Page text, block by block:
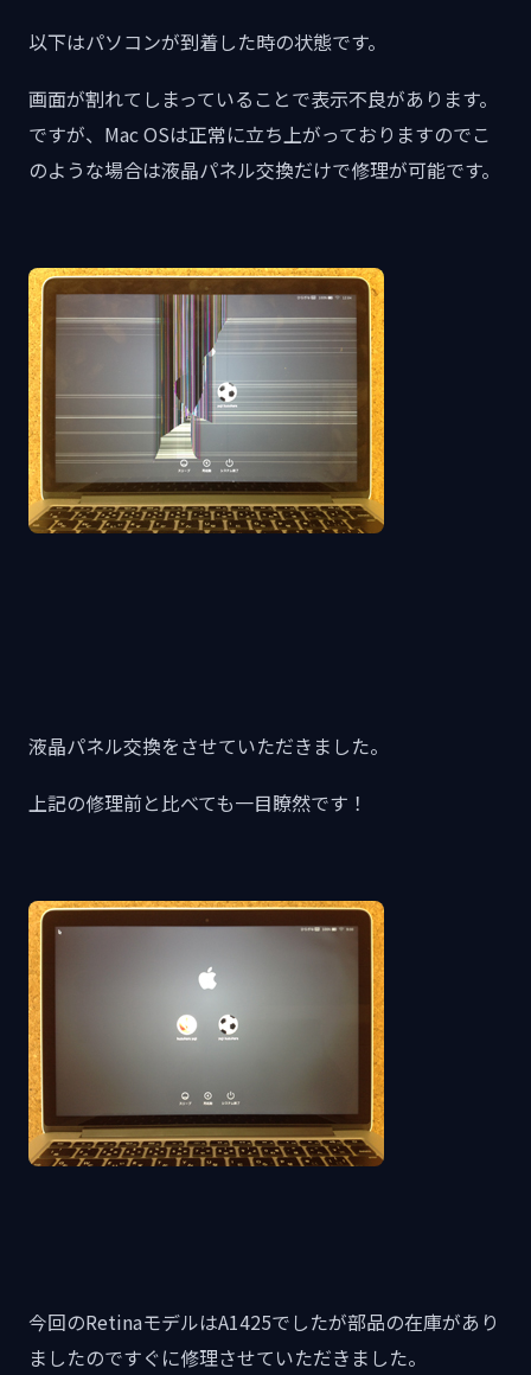
以下はパソコンが到着した時の状態です。
画面が割れてしまっていることで表示不良があります。
ですが、Mac OSは正常に立ち上がっておりますのでこ
のような場合は液晶パネル交換だけで修理が可能です。
液晶パネル交換をさせていただきました。
上記の修理前と比べても一目瞭然です！
今回のRetinaモデルはA1425でしたが部品の在庫があり
ましたのですぐに修理させていただきました。